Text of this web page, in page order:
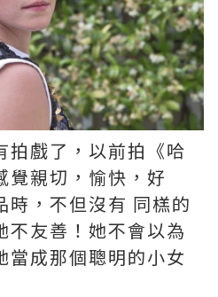
拍戲了，以前拍《哈
覺親切，愉快，好
時，不但沒有 同榚的
不友善！她不會以為
當成那個聰明的小女